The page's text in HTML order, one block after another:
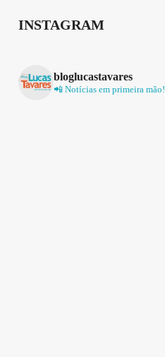
INSTAGRAM
bloglucastavares
📲 Notícias em primeira mão!